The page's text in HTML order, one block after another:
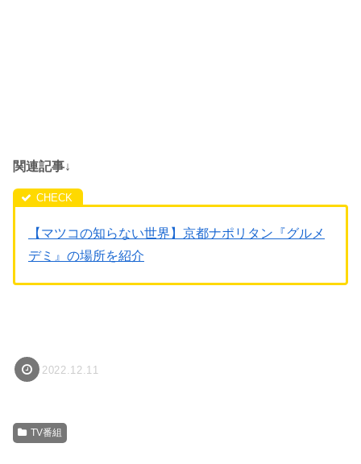
関連記事↓
【マツコの知らない世界】京都ナポリタン『グルメ
デミ』の場所を紹介
2022.12.11
TV番組